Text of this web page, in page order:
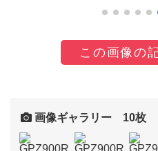
この画像の
画像ギャラリー 10枚